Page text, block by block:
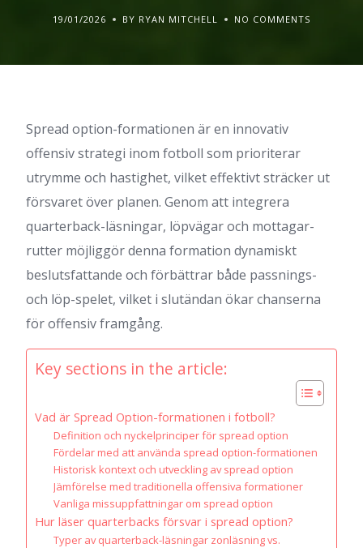
19/01/2026 BY RYAN MITCHELL NO COMMENTS
Spread option-formationen är en innovativ
offensiv strategi inom fotboll som prioriterar
utrymme och hastighet, vilket effektivt sträcker ut
försvaret över planen. Genom att integrera
quarterback-läsningar, löpvägar och mottagar-
rutter möjliggör denna formation dynamiskt
beslutsfattande och förbättrar både passnings-
och löp-spelet, vilket i slutändan ökar chanserna
för offensiv framgång.
Key sections in the article:
Vad är Spread Option-formationen i fotboll?
Definition och nyckelprinciper för spread option
Fördelar med att använda spread option-formationen
Historisk kontext och utveckling av spread option
Jämförelse med traditionella offensiva formationer
Vanliga missuppfattningar om spread option
Hur läser quarterbacks försvar i spread option?
Typer av quarterback-läsningar zonläsning vs.